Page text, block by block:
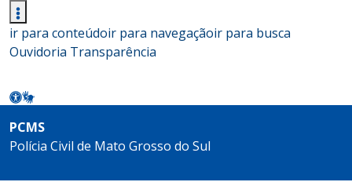
ir para conteúdoir para navegaçãoir para busca
Ouvidoria Transparência
PCMS
Polícia Civil de Mato Grosso do Sul